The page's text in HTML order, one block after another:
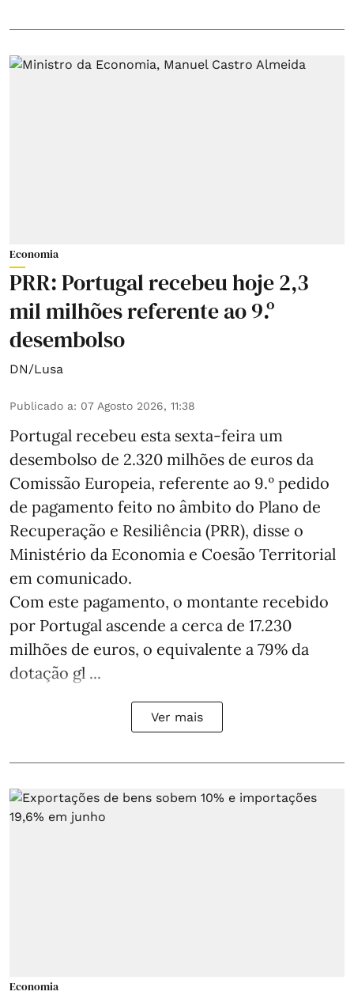
Economia
PRR: Portugal recebeu hoje 2,3
mil milhões referente ao 9.º
desembolso
DN/Lusa
Publicado a: 07 Agosto 2026, 11:38
Portugal recebeu esta sexta-feira um
desembolso de 2.320 milhões de euros da
Comissão Europeia, referente ao 9.º pedido
de pagamento feito no âmbito do Plano de
Recuperação e Resiliência (PRR), disse o
Ministério da Economia e Coesão Territorial
em comunicado.
Com este pagamento, o montante recebido
por Portugal ascende a cerca de 17.230
milhões de euros, o equivalente a 79% da
dotação gl ...
Ver mais
Economia